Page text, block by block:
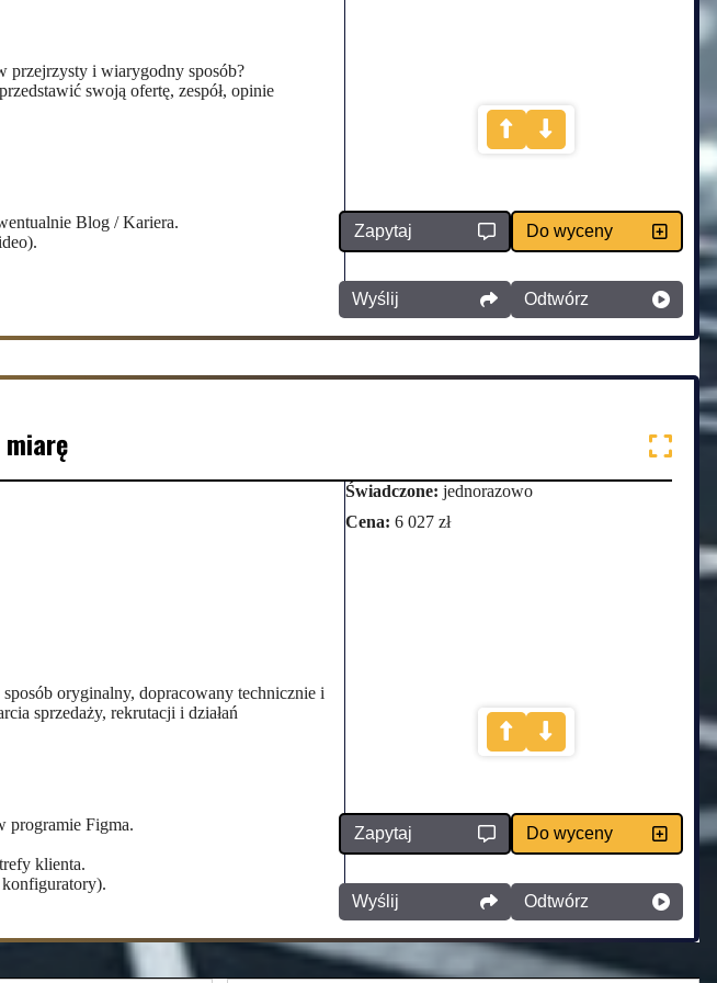
przejrzysty i wiarygodny sposób?
swoją ofertę, zespół, opinie
Blog / Kariera.
Wyślij Odtwórz
Zapytaj Do wyceny
oryginalny, dopracowany technicznie i
sprzedaży, rekrutacji i działań
programie Figma.
klienta.
Wyślij Odtwórz
Świadczone: jednorazowo
Cena: 6 027 zł
Zapytaj Do wyceny